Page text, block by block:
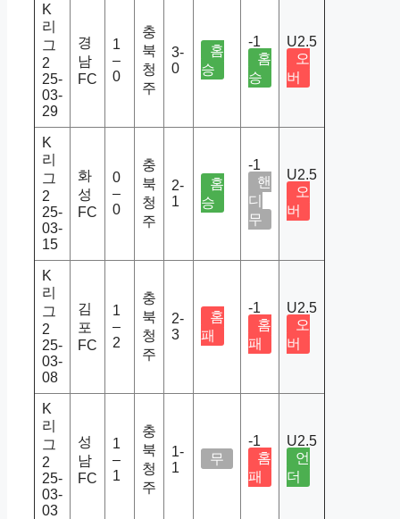
K
리
그
2
25-
03-
29
경
남
FC
1
–
0
충
북
청
주
3-
0
홈
승
-1
홈
승
U2.5
오
버
K
리
그
2
25-
03-
15
화
성
FC
0
–
0
충
북
청
주
2-
1
홈
승
-1
핸
디
무
U2.5
오
버
K
리
그
2
25-
03-
08
김
포
FC
1
–
2
충
북
청
주
2-
3
홈
패
-1
홈
패
U2.5
오
버
K
리
그
2
25-
03-
03
성
남
FC
1
–
1
충
북
청
주
1-
1
무
-1
홈
패
U2.5
언
더